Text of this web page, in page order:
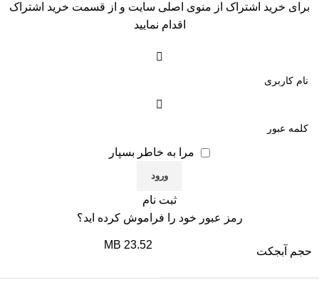
برای خرید اشتراک از منوی اصلی سایت و از قسمت خرید اشتراک
اقدام نمایید
مرا به خاطر بسپار
ثبت نام
رمز عبور خود را فراموش کرده اید؟
حجم آبجکت
23.52 MB